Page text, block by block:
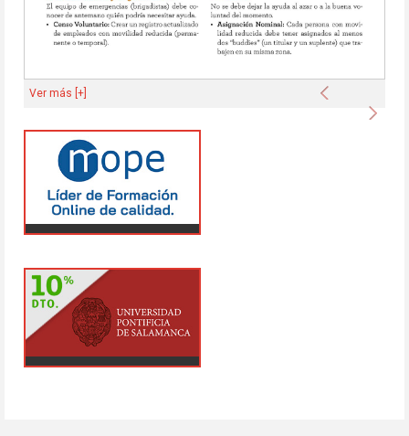
Anterior
Ver más [+]